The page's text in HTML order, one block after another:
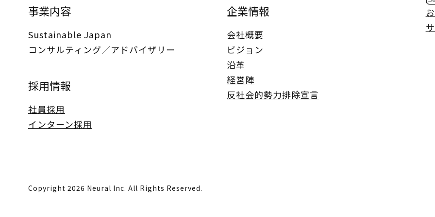
事業内容
Sustainable Japan
コンサルティング／アドバイザリー
採用情報
社員採用
インターン採用
企業情報
会社概要
ビジョン
沿革
経営陣
反社会的勢力排除宣言
e
a
Copyright 2026 Neural Inc. All Rights Reserved.